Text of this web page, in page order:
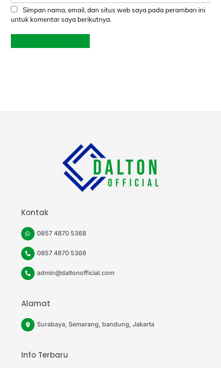
Simpan nama, email, dan situs web saya pada peramban ini
untuk komentar saya berikutnya.
Kontak
0857 4870 5368
0857 4870 5368
admin@daltonofficial.com
Alamat
Surabaya, Semarang, bandung, Jakarta
Info Terbaru